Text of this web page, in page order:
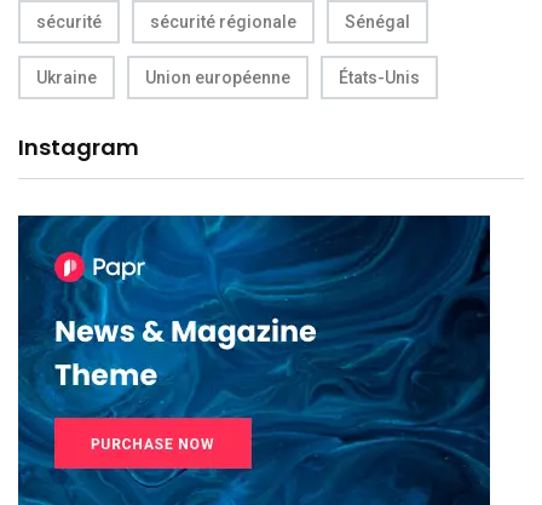
sécurité sécurité régionale Sénégal
Ukraine Union européenne États-Unis
Instagram